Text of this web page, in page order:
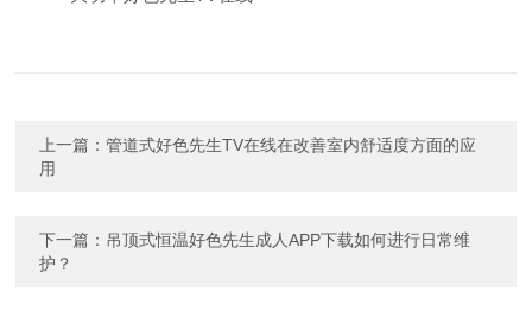
上一篇：管道式好色先生TV在线在改善室内舒适度方面的应
用
下一篇： 吊顶式恒温好色先生成人APP下载如何进行日常维
护？